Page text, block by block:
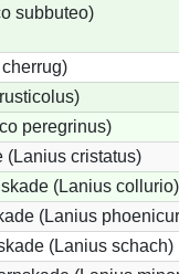
subbuteo)
peregrinus)
(Lanius cristatus)
(Lanius collurio)
(Lanius
(Lanius schach)